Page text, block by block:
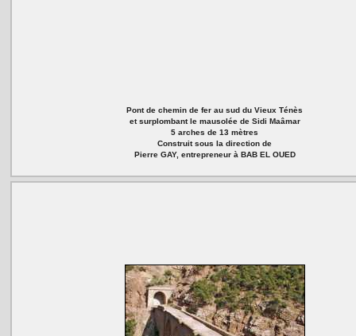
Pont de chemin de fer au sud du Vieux Ténès
et surplombant le mausolée de Sidi Maâmar
5 arches de 13 mètres
Construit sous la direction de
Pierre GAY, entrepreneur à BAB EL OUED